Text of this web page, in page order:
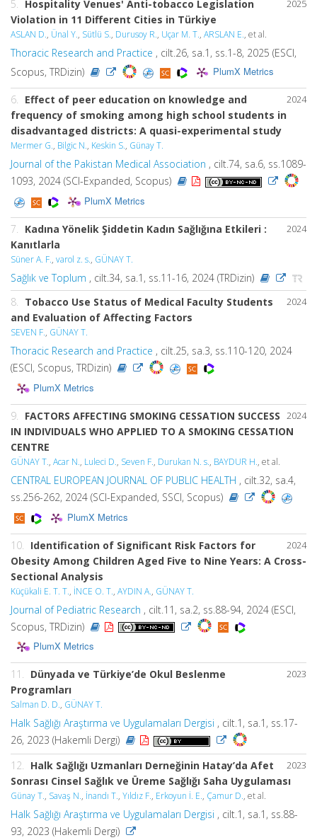
2025
5. Hospitality Venues' Anti-tobacco Legislation
Violation in 11 Different Cities in Türkiye
ASLAN D., Ünal Y., Sütlü S., Durusoy R., Uçar M. T., ARSLAN E., et al.
Thoracic Research and Practice , cilt.26, sa.1, ss.1-8, 2025 (ESCI,
Scopus, TRDizin)
PlumX Metrics
2024
6. Effect of peer education on knowledge and
frequency of smoking among high school students in
disadvantaged districts: A quasi-experimental study
Mermer G., Bilgic N., Keskin S., Günay T.
Journal of the Pakistan Medical Association , cilt.74, sa.6, ss.1089-
1093, 2024 (SCI-Expanded, Scopus)
PlumX Metrics
2024
7. Kadına Yönelik Şiddetin Kadın Sağlığına Etkileri :
Kanıtlarla
Süner A. F., varol z. s., GÜNAY T.
Sağlık ve Toplum , cilt.34, sa.1, ss.11-16, 2024 (TRDizin)
2024
8. Tobacco Use Status of Medical Faculty Students
and Evaluation of Affecting Factors
SEVEN F., GÜNAY T.
Thoracic Research and Practice , cilt.25, sa.3, ss.110-120, 2024
(ESCI, Scopus, TRDizin)
PlumX Metrics
2024
9.
FACTORS AFFECTING SMOKING CESSATION SUCCESS
IN INDIVIDUALS WHO APPLIED TO A SMOKING CESSATION
CENTRE
GÜNAY T., Acar N., Luleci D., Seven F., Durukan N. s., BAYDUR H., et al.
CENTRAL EUROPEAN JOURNAL OF PUBLIC HEALTH , cilt.32, sa.4,
ss.256-262, 2024 (SCI-Expanded, SSCI, Scopus)
PlumX Metrics
2024
10.
Identification of Significant Risk Factors for
Obesity Among Children Aged Five to Nine Years: A Cross-
Sectional Analysis
Küçükali E. T. T., İNCE O. T., AYDIN A., GÜNAY T.
Journal of Pediatric Research , cilt.11, sa.2, ss.88-94, 2024 (ESCI,
Scopus, TRDizin)
PlumX Metrics
2023
11. Dünyada ve Türkiye’de Okul Beslenme
Programları
Salman D. D., GÜNAY T.
Halk Sağlığı Araştırma ve Uygulamaları Dergisi , cilt.1, sa.1, ss.17-
26, 2023 (Hakemli Dergi)
2023
12. Halk Sağlığı Uzmanları Derneğinin Hatay’da Afet
Sonrası Cinsel Sağlık ve Üreme Sağlığı Saha Uygulaması
Günay T., Savaş N., İnandı T., Yıldız F., Erkoyun İ. E., Çamur D., et al.
Halk Sağlığı Araştırma ve Uygulamaları Dergisi , cilt.1, sa.1, ss.88-
93, 2023 (Hakemli Dergi)